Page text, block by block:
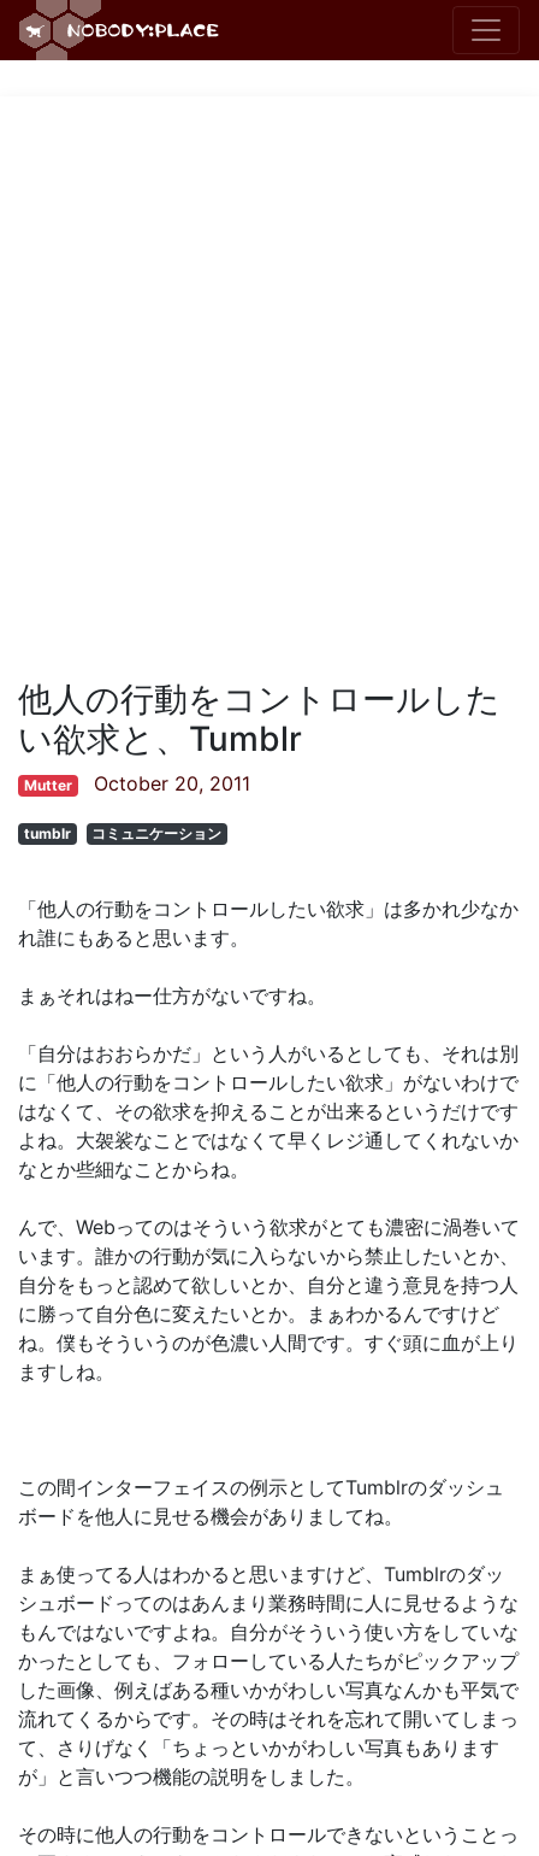
他人の行動をコントロールした
い欲求と、Tumblr
Mutter October 20, 2011
tumblr コミュニケーション
「他人の行動をコントロールしたい欲求」は多かれ少なか
れ誰にもあると思います。
まぁそれはねー仕方がないですね。
「自分はおおらかだ」という人がいるとしても、それは別
に「他人の行動をコントロールしたい欲求」がないわけで
はなくて、その欲求を抑えることが出来るというだけです
よね。大袈裟なことではなくて早くレジ通してくれないか
なとか些細なことからね。
んで、Webってのはそういう欲求がとても濃密に渦巻いて
います。誰かの行動が気に入らないから禁止したいとか、
自分をもっと認めて欲しいとか、自分と違う意見を持つ人
に勝って自分色に変えたいとか。まぁわかるんですけど
ね。僕もそういうのが色濃い人間です。すぐ頭に血が上り
ますしね。
この間インターフェイスの例示としてTumblrのダッシュ
ボードを他人に見せる機会がありましてね。
まぁ使ってる人はわかると思いますけど、Tumblrのダッ
シュボードってのはあんまり業務時間に人に見せるような
もんではないですよね。自分がそういう使い方をしていな
かったとしても、フォローしている人たちがピックアップ
した画像、例えばある種いかがわしい写真なんかも平気で
流れてくるからです。その時はそれを忘れて開いてしまっ
て、さりげなく「ちょっといかがわしい写真もあります
が」と言いつつ機能の説明をしました。
その時に他人の行動をコントロールできないということっ